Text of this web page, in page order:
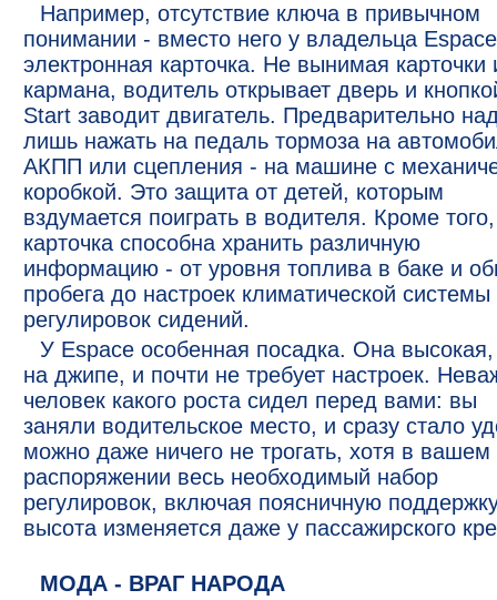
Например, отсутствие ключа в привычном
понимании - вместо него у владельца Espace
электронная карточка. Не вынимая карточки
кармана, водитель открывает дверь и
Start заводит двигатель. Предварительно
лишь нажать на педаль тормоза на
АКПП или сцепления - на машине с
коробкой. Это защита от детей, которым
вздумается поиграть в водителя. Кроме того,
карточка способна хранить различную
информацию - от уровня топлива в баке и
пробега до настроек климатической системы
регулировок сидений.
У Espace особенная посадка. Она высокая,
на джипе, и почти не требует настроек.
человек какого роста сидел перед вами: вы
заняли водительское место, и сразу стало
можно даже ничего не трогать, хотя в вашем
распоряжении весь необходимый набор
регулировок, включая поясничную
высота изменяется даже у пассажирского
МОДА - ВРАГ НАРОДА